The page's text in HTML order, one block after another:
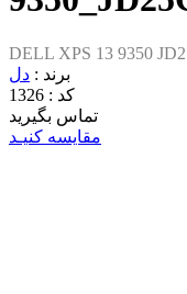
DELL XPS 13 9350
برند : دل
کد : 1326
تماس بگیرید
مقایسه کنیـد